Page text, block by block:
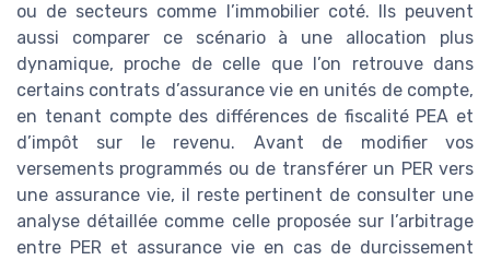
ou de secteurs comme l’immobilier coté. Ils peuvent
aussi comparer ce scénario à une allocation plus
dynamique, proche de celle que l’on retrouve dans
certains contrats d’assurance vie en unités de compte,
en tenant compte des différences de fiscalité PEA et
d’impôt sur le revenu. Avant de modifier vos
versements programmés ou de transférer un PER vers
une assurance vie, il reste pertinent de consulter une
analyse détaillée comme celle proposée sur l’arbitrage
entre PER et assurance vie en cas de durcissement